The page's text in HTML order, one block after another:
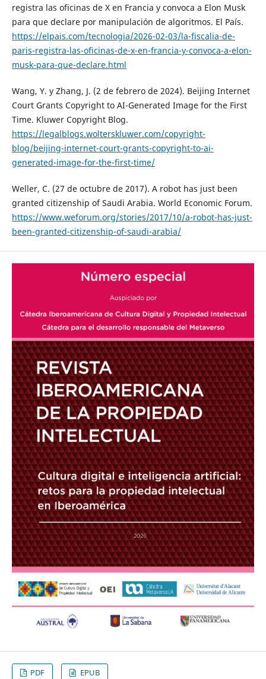
registra las oficinas de X en Francia y convoca a Elon Musk
para que declare por manipulación de algoritmos. El País.
https://elpais.com/tecnologia/2026-02-03/la-fiscalia-de-
paris-registra-las-oficinas-de-x-en-francia-y-convoca-a-elon-
musk-para-que-declare.html
Wang, Y. y Zhang, J. (2 de febrero de 2024). Beijing Internet
Court Grants Copyright to AI-Generated Image for the First
Time. Kluwer Copyright Blog.
https://legalblogs.wolterskluwer.com/copyright-
blog/beijing-internet-court-grants-copyright-to-ai-
generated-image-for-the-first-time/
Weller, C. (27 de octubre de 2017). A robot has just been
granted citizenship of Saudi Arabia. World Economic Forum.
https://www.weforum.org/stories/2017/10/a-robot-has-just-
been-granted-citizenship-of-saudi-arabia/
PDF EPUB